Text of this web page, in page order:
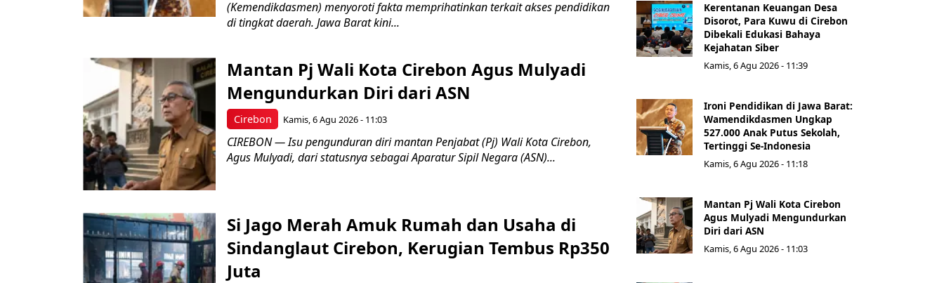
(Kemendikdasmen) menyoroti fakta memprihatinkan terkait akses pendidikan
di tingkat daerah. Jawa Barat kini...
Cirebon
Mantan Pj Wali Kota Cirebon Agus Mulyadi
Mengundurkan Diri dari ASN
Kamis, 6 Agu 2026 - 11:03
CIREBON — Isu pengunduran diri mantan Penjabat (Pj) Wali Kota Cirebon,
Agus Mulyadi, dari statusnya sebagai Aparatur Sipil Negara (ASN)...
Si Jago Merah Amuk Rumah dan Usaha di
Sindanglaut Cirebon, Kerugian Tembus Rp350
Juta
Kerentanan Keuangan Desa
Disorot, Para Kuwu di Cirebon
Dibekali Edukasi Bahaya
Kejahatan Siber
Kamis, 6 Agu 2026 - 11:39
Ironi Pendidikan di Jawa Barat:
Wamendikdasmen Ungkap
527.000 Anak Putus Sekolah,
Tertinggi Se-Indonesia
Kamis, 6 Agu 2026 - 11:18
Mantan Pj Wali Kota Cirebon
Agus Mulyadi Mengundurkan
Diri dari ASN
Kamis, 6 Agu 2026 - 11:03